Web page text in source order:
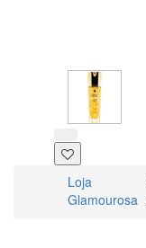
Loja
Glamourosa